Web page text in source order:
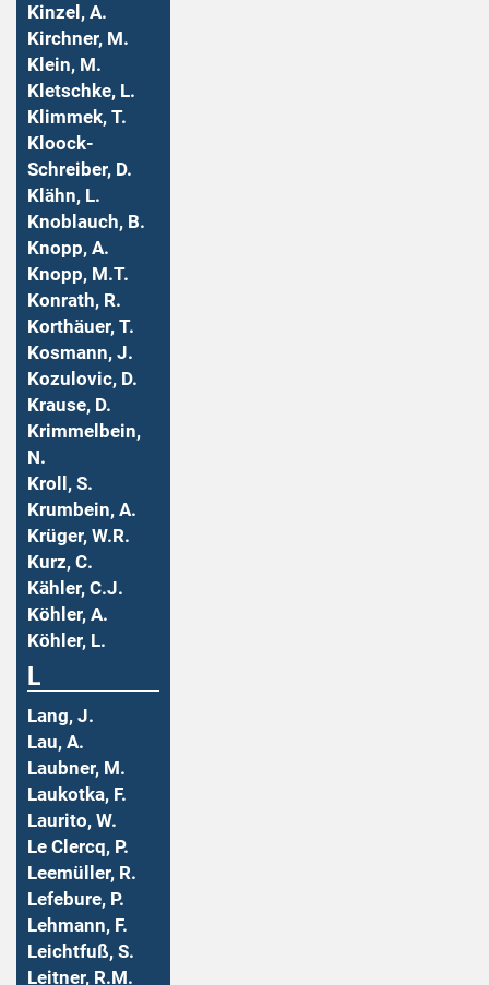
Kinzel, A.
Kirchner, M.
Klein, M.
Kletschke, L.
Klimmek, T.
Kloock-
Schreiber, D.
Klähn, L.
Knoblauch, B.
Knopp, A.
Knopp, M.T.
Konrath, R.
Korthäuer, T.
Kosmann, J.
Kozulovic, D.
Krause, D.
Krimmelbein,
N.
Kroll, S.
Krumbein, A.
Krüger, W.R.
Kurz, C.
Kähler, C.J.
Köhler, A.
Köhler, L.
L
Lang, J.
Lau, A.
Laubner, M.
Laukotka, F.
Laurito, W.
Le Clercq, P.
Leemüller, R.
Lefebure, P.
Lehmann, F.
Leichtfuß, S.
Leitner, R.M.